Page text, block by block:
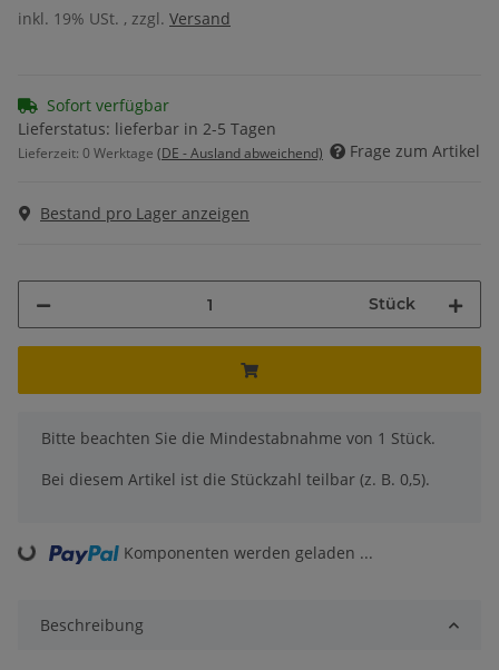
inkl. 19% USt. , zzgl. Versand
Sofort verfügbar
Lieferstatus: lieferbar in 2-5 Tagen
Lieferzeit: 0 Werktage (DE - Ausland abweichend) Frage zum Artikel
Bestand pro Lager anzeigen
Stück
x
Bitte beachten Sie die Mindestabnahme von 1 Stück.
Bei diesem Artikel ist die Stückzahl teilbar (z. B. 0,5).
Loading... Komponenten werden geladen ...
Beschreibung